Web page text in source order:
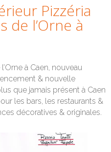
Pizzéria
de l’Orne à
à Caen, nouveau
& nouvelle
que jamais présent à Caen
les bars, les restaurants &
décoratives & originales.